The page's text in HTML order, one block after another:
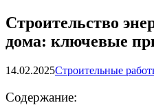
Строительство
дома: ключевые
14.02.2025Строительные
Содержание: